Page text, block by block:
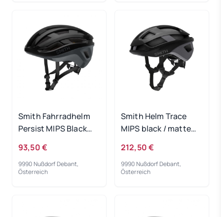
Smith Fahrradhelm
Persist MIPS Black
93,50 €
9990 Nußdorf Debant,
Österreich
Smith Helm Trace
MIPS black / matte
212,50 €
9990 Nußdorf Debant,
Österreich